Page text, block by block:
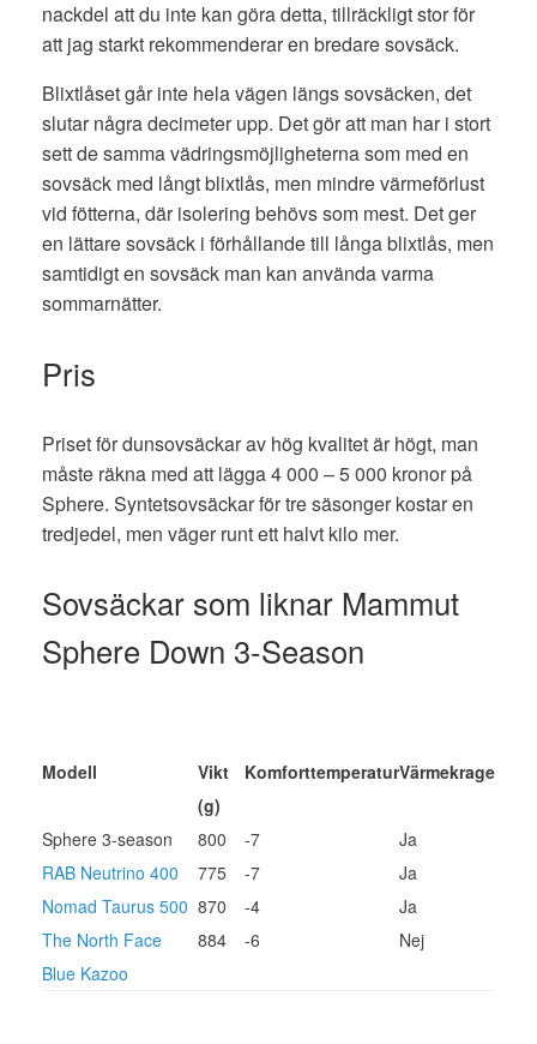
nackdel att du inte kan göra detta, tillräckligt stor för
att jag starkt rekommenderar en bredare sovsäck.
Blixtlåset går inte hela vägen längs sovsäcken, det
slutar några decimeter upp. Det gör att man har i stort
sett de samma vädringsmöjligheterna som med en
sovsäck med långt blixtlås, men mindre värmeförlust
vid fötterna, där isolering behövs som mest. Det ger
en lättare sovsäck i förhållande till långa blixtlås, men
samtidigt en sovsäck man kan använda varma
sommarnätter.
Pris
Priset för dunsovsäckar av hög kvalitet är högt, man
måste räkna med att lägga 4 000 – 5 000 kronor på
Sphere. Syntetsovsäckar för tre säsonger kostar en
tredjedel, men väger runt ett halvt kilo mer.
Sovsäckar som liknar Mammut
Sphere Down 3-Season
Modell
Vikt
(g)
KomforttemperaturVärmekrage
Sphere 3-season 800 -7
Ja
RAB Neutrino 400
775 -7
Ja
Nomad Taurus 500 870 -4
Ja
The North Face
Blue Kazoo
884 -6 Nej